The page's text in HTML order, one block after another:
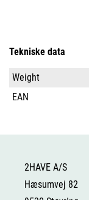
Tekniske data
Weight
EAN
2HAVE A/S
Hæsumvej 82